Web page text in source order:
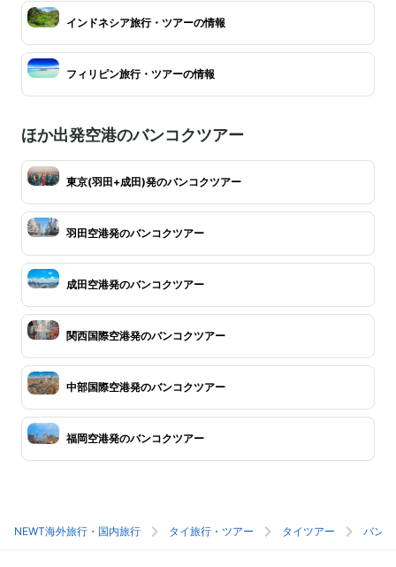
インドネシア旅行・ツアーの情報
フィリピン旅行・ツアーの情報
ほか出発空港のバンコクツアー
東京(羽田+成田)発のバンコクツアー
羽田空港発のバンコクツアー
成田空港発のバンコクツアー
関西国際空港発のバンコクツアー
中部国際空港発のバンコクツアー
福岡空港発のバンコクツアー
NEWT海外旅行・国内旅行 タイ旅行・ツアー タイツアー バン